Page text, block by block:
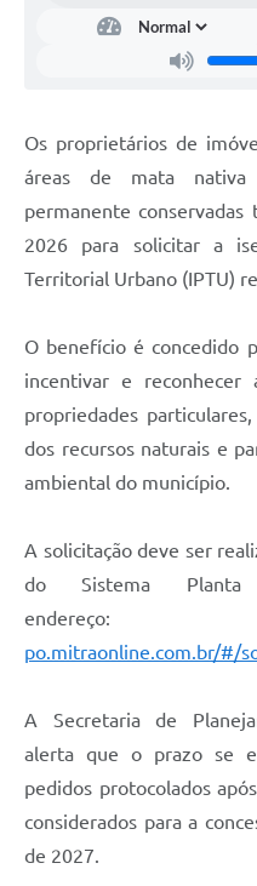
Arquivos para Download
Contas Públicas
Links Úteis
Os proprietários de
áreas de mata nativa
permanente
2026 para solicitar a
Territorial Urbano (IPTU)
O benefício é concedido
incentivar e reconhecer
propriedades
dos recursos naturais e
ambiental do município.
A solicitação deve ser
do Sistema
po.mitraonline.com.br/#/
A Secretaria de
alerta que o prazo se
pedidos protocolados
considerados para a
de 2027.